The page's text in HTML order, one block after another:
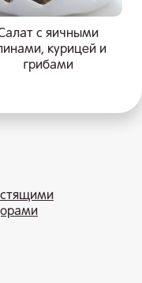
с яичными
курицей и
грибами